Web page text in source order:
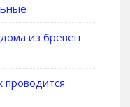
из бревен
проводится